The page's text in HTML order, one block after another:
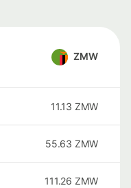
ZMW
11.13 ZMW
55.63 ZMW
111.26 ZMW